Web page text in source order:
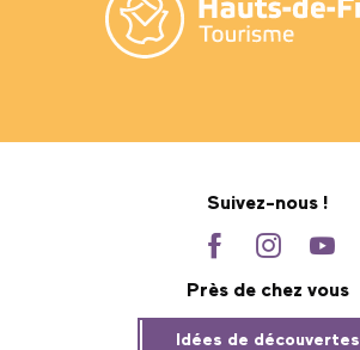
Suivez-nous !
Près de chez vous
Idées de découvertes